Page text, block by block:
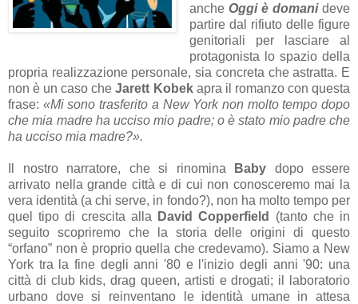
anche Oggi è domanideve
partire dal rifiuto delle figure
genitoriali per lasciare al
protagonista lo spazio della
propria realizzazione personale, sia concreta che astratta. E
non è un caso cheJarett Kobekapra il romanzo con questa
frase: «Mi sono trasferito a New York non molto tempo dopo
che mia madre ha ucciso mio padre; o è stato mio padre che
ha ucciso mia madre?».
Il nostro narratore, che si rinomina Baby dopo essere
arrivato nella grande città e di cui non conosceremo mai la
vera identità (a chi serve, in fondo?), non ha molto tempo per
quel tipo di crescita alla
David Copperfield
(tanto che in
seguito scopriremo che la storia delle origini di questo
“orfano” non è proprio quella che credevamo). Siamo a New
York tra la fine degli anni '80 e l'inizio degli anni '90: una
città di club kids, drag queen, artisti e drogati; il laboratorio
urbano dove si reinventano le identità umane in attesa